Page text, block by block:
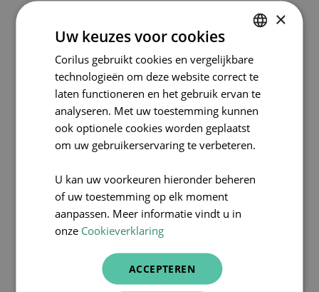
Bonne lecture !
DUTCH
FRENCH
×
Uw keuzes voor cookies
Corilus gebruikt cookies en vergelijkbare
technologieën om deze website correct te
laten functioneren en het gebruik ervan te
analyseren. Met uw toestemming kunnen
ook optionele cookies worden geplaatst
om uw gebruikerservaring te verbeteren.
U kan uw voorkeuren hieronder beheren
of uw toestemming op elk moment
aanpassen. Meer informatie vindt u in
onze Cookieverklaring
ACCEPTEREN